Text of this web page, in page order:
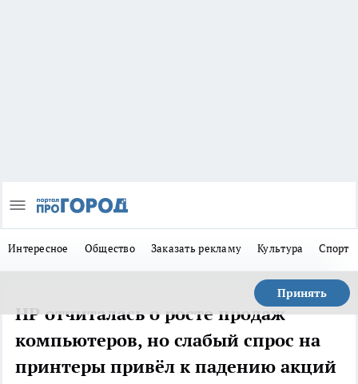
Интересное Общество Заказать рекламу Культура Спорт
Принять
HP отчиталась о росте продаж
компьютеров, но слабый спрос на
принтеры привёл к падению акций